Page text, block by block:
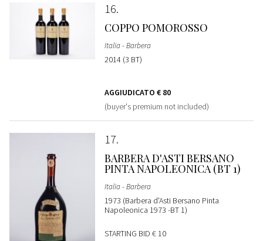
16
COPPO POMOROSSO
Italia - Barbera
2014 (3 BT)
AGGIUDICATO € 80
(buyer's premium not included)
17
BARBERA D'ASTI BERSANO
PINTA NAPOLEONICA (BT 1)
Italia - Barbera
1973 (Barbera d'Asti Bersano Pinta
Napoleonica 1973 -BT 1)
STARTING BID € 10